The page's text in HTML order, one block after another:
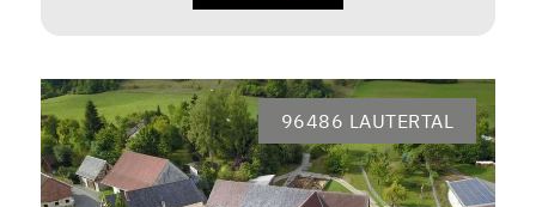
96486 LAUTERTAL